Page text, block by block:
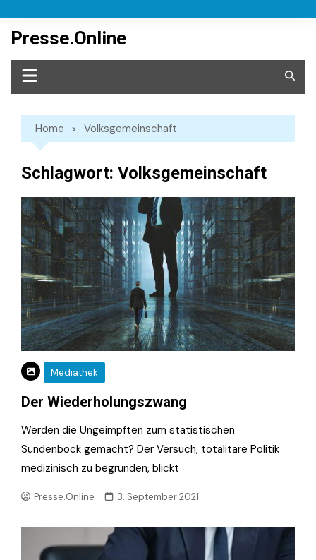
content
Presse.Online
Home Volksgemeinschaft
Schlagwort: Volksgemeinschaft
Mediathek
Der Wiederholungszwang
Werden die Ungeimpften zum statistischen
Sündenbock gemacht? Der Versuch, totalitäre Politik
medizinisch zu begründen, blickt
Presse.Online 3. September 2021